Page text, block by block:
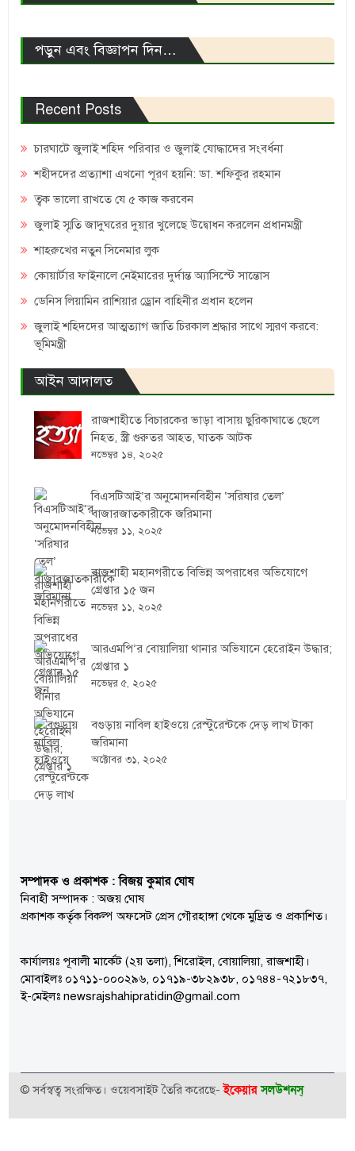
পড়ুন এবং বিজ্ঞাপন দিন…
Recent Posts
চারঘাটে জুলাই শহিদ পরিবার ও জুলাই যোদ্ধাদের সংবর্ধনা
শহীদদের প্রত্যাশা এখনো পূরণ হয়নি: ডা. শফিকুর রহমান
ত্বক ভালো রাখতে যে ৫ কাজ করবেন
জুলাই স্মৃতি জাদুঘরের দুয়ার খুলেছে উদ্বোধন করলেন প্রধানমন্ত্রী
শাহরুখের নতুন সিনেমার লুক
কোয়ার্টার ফাইনালে নেইমারের দুর্দান্ত অ্যাসিস্টে সান্তোস
ডেনিস লিয়ামিন রাশিয়ার ড্রোন বাহিনীর প্রধান হলেন
জুলাই শহিদদের আত্মত্যাগ জাতি চিরকাল শ্রদ্ধার সাথে স্মরণ করবে:
ভূমিমন্ত্রী
আইন আদালত
রাজশাহীতে বিচারকের ভাড়া বাসায় ছুরিকাঘাতে ছেলে
নিহত, স্ত্রী গুরুতর আহত, ঘাতক আটক
নভেম্বর ১৪, ২০২৫
বিএসটিআই’র অনুমোদনবিহীন ‘সরিষার তেল’
বাজারজাতকারীকে জরিমানা
নভেম্বর ১১, ২০২৫
রাজশাহী মহানগরীতে বিভিন্ন অপরাধের অভিযোগে
গ্রেপ্তার ১৫ জন
নভেম্বর ১১, ২০২৫
আরএমপি’র বোয়ালিয়া থানার অভিযানে হেরোইন উদ্ধার;
গ্রেপ্তার ১
নভেম্বর ৫, ২০২৫
বগুড়ায় নাবিল হাইওয়ে রেস্টুরেন্টকে দেড় লাখ টাকা
জরিমানা
অক্টোবর ৩১, ২০২৫
সম্পাদক ও প্রকাশক : বিজয় কুমার ঘোষ
নিবাহী সম্পাদক : অজয় ঘোষ
প্রকাশক কর্তৃক বিকল্প অফসেট প্রেস গৌরহাঙ্গা থেকে মুদ্রিত ও প্রকাশিত।
কার্যালয়ঃ পূবালী মার্কেট (২য় তলা), শিরোইল, বোয়ালিয়া, রাজশাহী।
মোবাইলঃ ০১৭১১-০০০২৯৬, ০১৭১৯-৩৮২৯৩৮, ০১৭৪৪-৭২১৮৩৭,
ই-মেইলঃ newsrajshahipratidin@gmail.com
© সর্বস্বত্ব সংরক্ষিত। ওয়েবসাইট তৈরি করেছে-ইকেয়ার সলউশনস্